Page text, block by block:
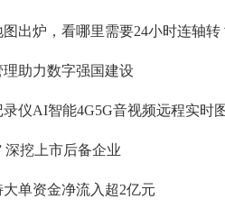
出炉，看哪里需要24小时连轴转
助力数字强国建设
仪AI智能4G5G音视频远程实时
深挖上市后备企业
单资金净流入超2亿元